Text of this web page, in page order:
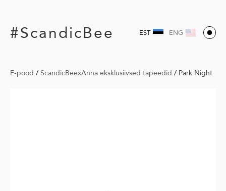
#ScandicBee EST ENG
E-pood / ScandicBeexAnna eksklusiivsed tapeedid / Park Night